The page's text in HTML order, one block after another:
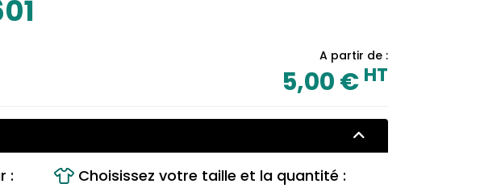
A partir de :
5,00 € HT
: Choisissez votre taille et la quantité :